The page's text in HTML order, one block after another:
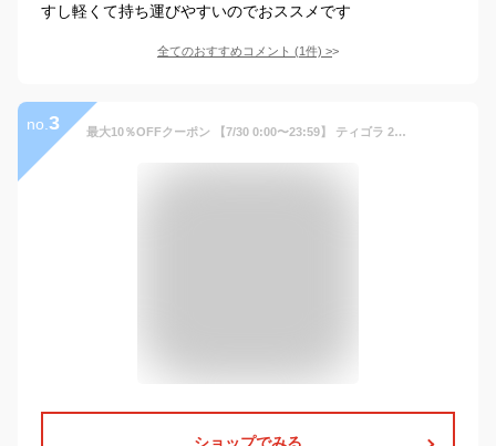
すし軽くて持ち運びやすいのでおススメです
全てのおすすめコメント (1件) >
no. 3 最大10％OFFクーポン 【7/30 0:00〜23:59】 ティゴラ 2段式 ボストンバッグ (TR-0B1050BB2) メンズ ゴルフ TIGORA